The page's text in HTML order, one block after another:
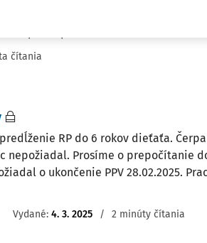
jeho predĺženej formy, v
úpravu podmienok nároku...
čítania
RP do 6 rokov dieťaťa.
nepožiadal. Prosíme o prepočítanie
o ukončenie PPV 28.02.2025.
Vydané: 4. 3. 2025 / 2 minúty čítania